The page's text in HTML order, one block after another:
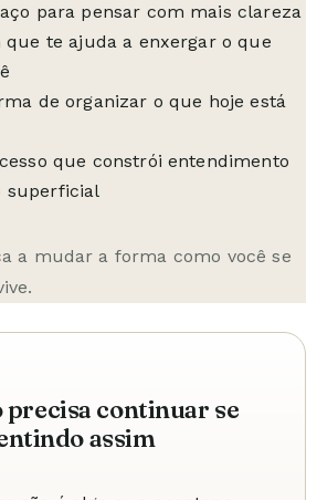
para pensar com mais clareza
que te ajuda a enxergar o que
de organizar o que hoje está
que constrói entendimento
superficial
a mudar a forma como você se
precisa continuar se
assim